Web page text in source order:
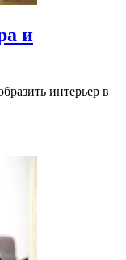
и
интерьер в